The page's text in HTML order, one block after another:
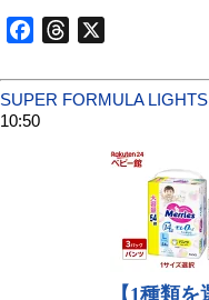
FacebookThreads
SUPER FORMULA LIGHTS
10:50